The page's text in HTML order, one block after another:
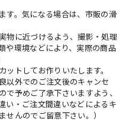
す。気になる場合は、市販の滑
物に近づけるよう、撮影・処理
や環境などにより、実際の商品
トしてお作りいたします。
以外でのご注文後のキャンセ
で予めご了承下さいますよう、
い・ご注文間違いなどによるキ
せんのでご留意下さい。）